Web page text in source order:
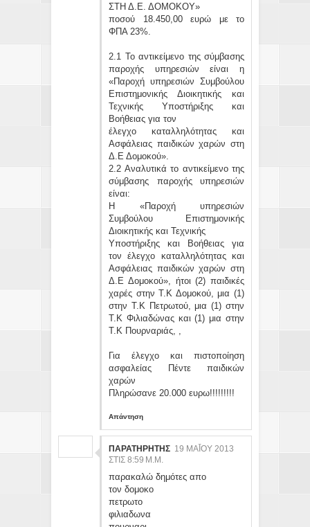
ΣΤΗ Δ.Ε. ΔΟΜΟΚΟΥ»
ποσού 18.450,00 ευρώ με το
ΦΠΑ 23%.
2.1 Το αντικείμενο της σύμβασης
παροχής υπηρεσιών είναι η
«Παροχή υπηρεσιών Συμβούλου
Επιστημονικής Διοικητικής και
Τεχνικής Υποστήριξης και
Βοήθειας για τον
έλεγχο καταλληλότητας και
Ασφάλειας παιδικών χαρών στη
Δ.Ε Δομοκού».
2.2 Αναλυτικά το αντικείμενο της
σύμβασης παροχής υπηρεσιών
είναι:
Η «Παροχή υπηρεσιών
Συμβούλου Επιστημονικής
Διοικητικής και Τεχνικής
Υποστήριξης και Βοήθειας για
τον έλεγχο καταλληλότητας και
Ασφάλειας παιδικών χαρών στη
Δ.Ε Δομοκού», ήτοι (2) παιδικές
χαρές στην Τ.Κ Δομοκού, μια (1)
στην Τ.Κ Πετρωτού, μια (1) στην
Τ.Κ Φιλιαδώνας και (1) μια στην
Τ.Κ Πουρναριάς, ,
Για έλεγχο και πιστοποίηση
ασφαλείας Πέντε παιδικών
χαρών
Πληρώσανε 20.000 ευρω!!!!!!!!!
Απάντηση
ΠΑΡΑΤΗΡΗΤΗΣ 19 ΜΑΪ́ΟΥ 2013 ΣΤ
ΙΣ 8:59 Μ.Μ.
παρακαλώ δημότες απο
τον δομοκο
πετρωτο
φιλιαδωνα